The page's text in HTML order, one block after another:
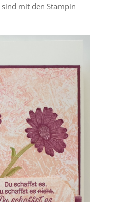
mit den Stampin